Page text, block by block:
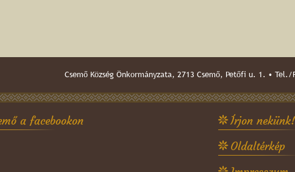
Csemő Község Önkormányzata, 2713 Csemő, Petőfi u. 1. •
a facebookon
Írjon nekünk!
Oldaltérkép